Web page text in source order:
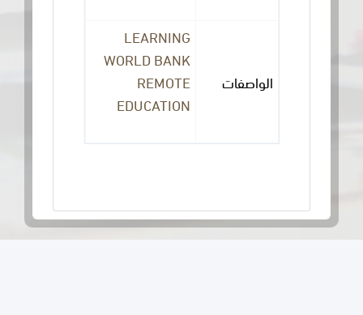
الواصفات
LEARNING
WORLD BANK
REMOTE
EDUCATION